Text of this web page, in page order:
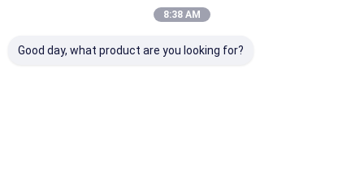
8:38 AM
Good day, what product are you looking for?